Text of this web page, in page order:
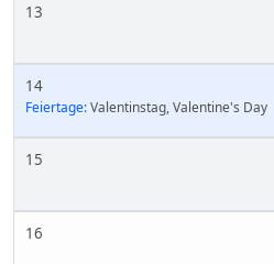
13
14
Feiertage:Valentinstag, Valentine's Day
15
16